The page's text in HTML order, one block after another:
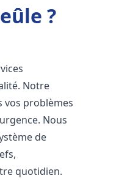
?
Notre
vos problèmes
Nous
de
quotidien.